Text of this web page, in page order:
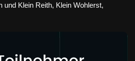
und Klein Reith, Klein Wohlerst,